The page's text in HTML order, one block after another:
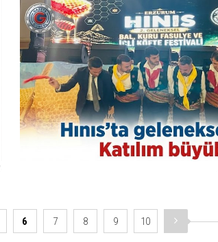
6 7 8 9 10